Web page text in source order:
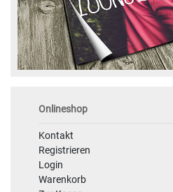
Onlineshop
Kontakt
Registrieren
Login
Warenkorb